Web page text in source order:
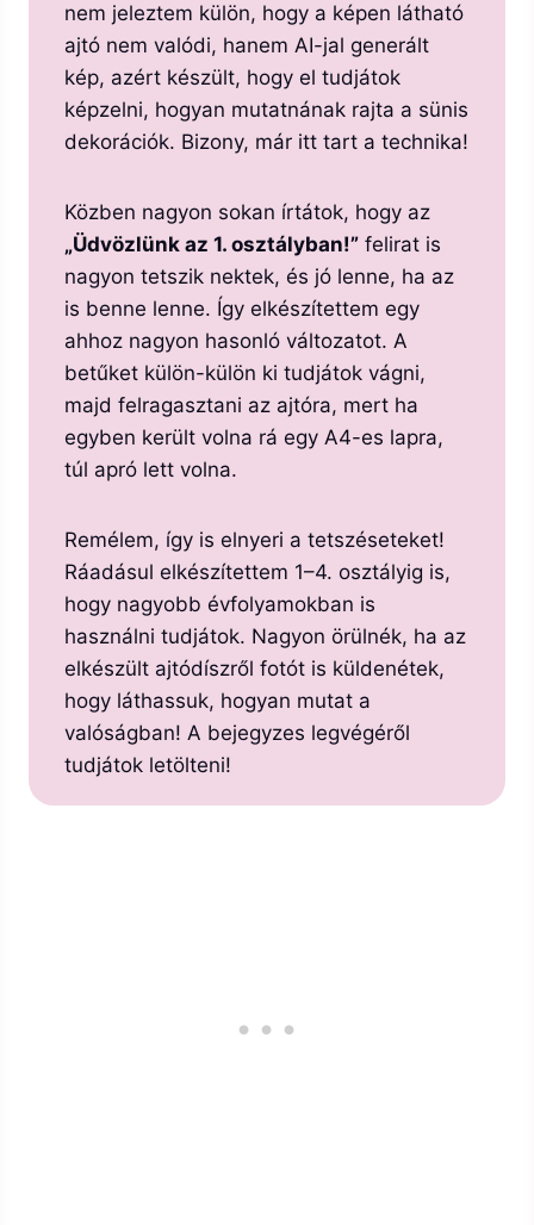
nem jeleztem külön, hogy a képen látható
ajtó nem valódi, hanem AI-jal generált
kép, azért készült, hogy el tudjátok
képzelni, hogyan mutatnának rajta a sünis
dekorációk. Bizony, már itt tart a technika!
Közben nagyon sokan írtátok, hogy az
„Üdvözlünk az 1. osztályban!” felirat is
nagyon tetszik nektek, és jó lenne, ha az
is benne lenne. Így elkészítettem egy
ahhoz nagyon hasonló változatot. A
betűket külön-külön ki tudjátok vágni,
majd felragasztani az ajtóra, mert ha
egyben került volna rá egy A4-es lapra,
túl apró lett volna.
Remélem, így is elnyeri a tetszéseteket!
Ráadásul elkészítettem 1–4. osztályig is,
hogy nagyobb évfolyamokban is
használni tudjátok. Nagyon örülnék, ha az
elkészült ajtódíszről fotót is küldenétek,
hogy láthassuk, hogyan mutat a
valóságban! A bejegyzes legvégéről
tudjátok letölteni!